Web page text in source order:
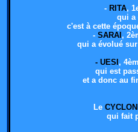
- RITA,
qui a
c'est à cette
- SARAI ,
qui a évolué
- UESI ,
qui est
et a donc au
Le
qui fait